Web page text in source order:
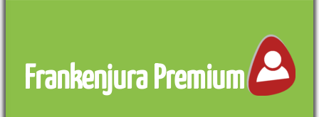
Frankenjura Premium